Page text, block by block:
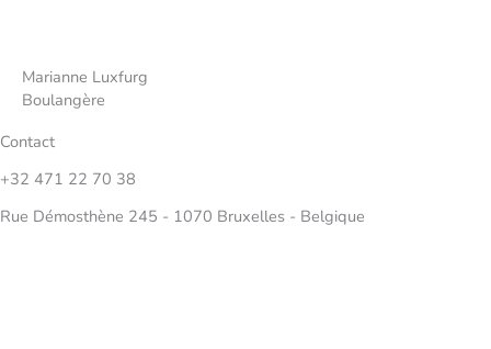
Marianne Luxfurg
Boulangère
Contact
+32 471 22 70 38
Rue Démosthène 245 - 1070 Bruxelles - Belgique